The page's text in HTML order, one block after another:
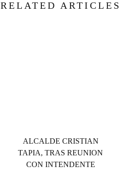
RELATED ARTICLES
ALCALDE CRISTIAN
TAPIA, TRAS REUNION
CON INTENDENTE